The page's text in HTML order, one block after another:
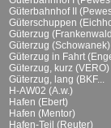
Güterbahnhof II
Güterschuppen
Güterzug
Güterzug (Schowanek)
Güterzug in Fahrt
Güterzug, kurz (VERO)
Güterzug, lang (BKF...
H-AW02 (A.w.)
Hafen (Ebert)
Hafen (Mentor)
Hafen-Teil (Reuter)